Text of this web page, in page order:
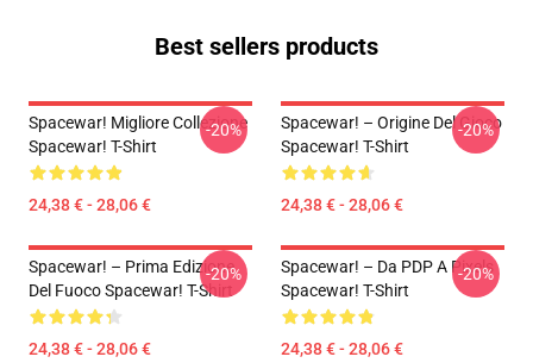
Best sellers products
Spacewar! Migliore Collezione
Spacewar! T-Shirt
24,38 € - 28,06 €
-20%
Spacewar! – Origine Del Gioco
Spacewar! T-Shirt
24,38 € - 28,06 €
-20%
Spacewar! – Prima Edizione
Del Fuoco Spacewar! T-Shirt
24,38 € - 28,06 €
-20%
Spacewar! – Da PDP A Pixels
Spacewar! T-Shirt
24,38 € - 28,06 €
-20%